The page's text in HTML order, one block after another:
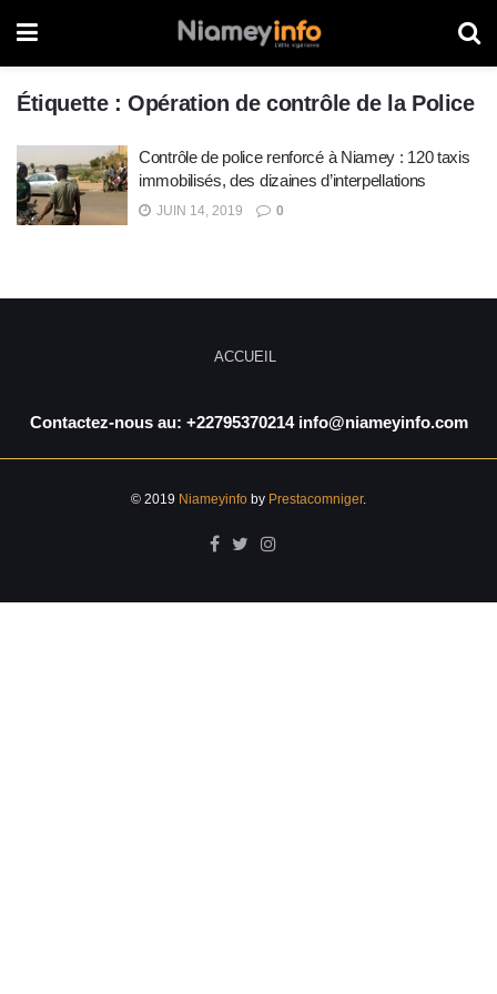
Étiquette :Opération de contrôle de la Police
Contrôle de police renforcé à Niamey : 120 taxis
immobilisés, des dizaines d’interpellations
JUIN 14, 2019 0
ACCUEIL
Contactez-nous au: +22795370214 info@niameyinfo.com
© 2019 Niameyinfo by Prestacomniger.